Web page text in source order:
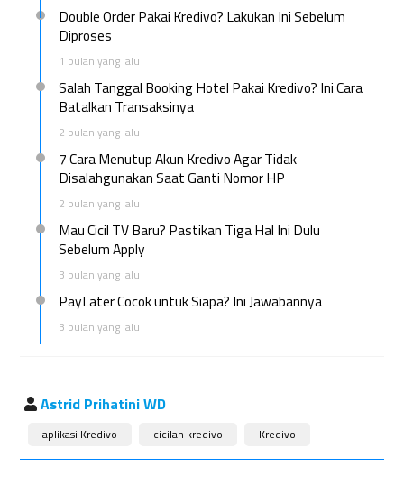
Double Order Pakai Kredivo? Lakukan Ini Sebelum
Diproses
1 bulan yang lalu
Salah Tanggal Booking Hotel Pakai Kredivo? Ini Cara
Batalkan Transaksinya
2 bulan yang lalu
7 Cara Menutup Akun Kredivo Agar Tidak
Disalahgunakan Saat Ganti Nomor HP
2 bulan yang lalu
Mau Cicil TV Baru? Pastikan Tiga Hal Ini Dulu
Sebelum Apply
3 bulan yang lalu
PayLater Cocok untuk Siapa? Ini Jawabannya
3 bulan yang lalu
Astrid Prihatini WD
aplikasi Kredivo cicilan kredivo Kredivo